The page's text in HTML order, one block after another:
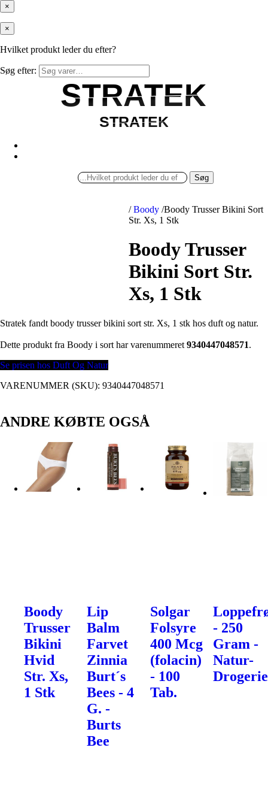
×
×
Hvilket produkt leder du efter?
Søg efter:
STRATEK
STRATEK
STRATEK
STRATEK
Søg
/ Boody /Boody Trusser Bikini Sort
Str. Xs, 1 Stk
Boody Trusser
Bikini Sort Str.
Xs, 1 Stk
Stratek fandt boody trusser bikini sort str. Xs, 1 stk hos duft og natur.
Dette produkt fra Boody i sort har varenummeret 9340447048571.
Se prisen hos Duft Og Natur
VARENUMMER (SKU): 9340447048571
ANDRE KØBTE OGSÅ
Boody
Trusser
Bikini
Hvid
Str. Xs,
1 Stk
Lip
Balm
Farvet
Zinnia
Burt´s
Bees - 4
G. -
Burts
Bee
Solgar
Folsyre
400 Mcg
(folacin)
- 100
Tab.
- 250
Gram -
Natur-